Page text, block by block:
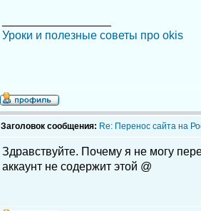
Уроки и полезные советы про okis
Заголовок сообщения: Re: Перенос сайта на
Здравствуйте. Почему я не могу
аккаунт не содержит этой @